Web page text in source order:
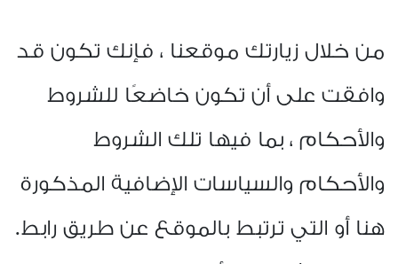
من خلال زيارتك موقعنا ، فإنك تكون قد
وافقت على أن تكون خاضعًا للشروط
والأحكام ، بما فيها تلك الشروط
والأحكام والسياسات الإضافية المذكورة
هنا أو التي ترتبط بالموقع عن طريق رابط.